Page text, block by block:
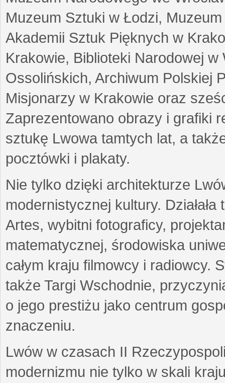
Muzeum Sztuki w Łodzi,
Akademii Sztuk Pięknych w
Krakowie, Biblioteki Narodowej
Ossolińskich, Archiwum Polskiej
Misjonarzy w Krakowie oraz
Zaprezentowano obrazy i grafiki
sztukę Lwowa tamtych lat, a
pocztówki i plakaty.
Nie tylko dzięki architekturze
modernistycznej kultury.
Artes, wybitni fotograficy,
matematycznej, środowiska
całym kraju filmowcy i radiowcy.
także Targi Wschodnie,
o jego prestiżu jako centrum
znaczeniu.
Lwów w czasach II
modernizmu nie tylko w skali